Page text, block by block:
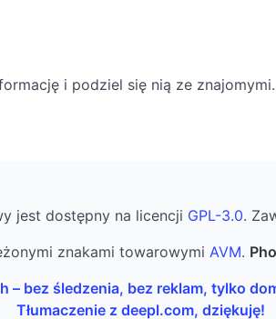
i podziel się nią ze
jest dostępny na licencji GPL-3.0.
znakami towarowymi AVM.
– bez śledzenia, bez reklam, tylko
Tłumaczenie z deepl.com, dziękuję!